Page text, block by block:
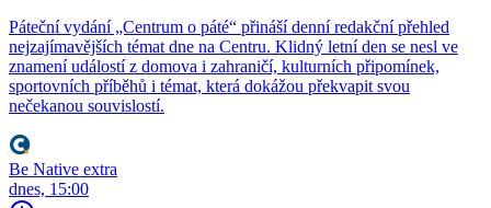
Páteční vydání „Centrum o páté“ přináší denní redakční přehled
nejzajímavějších témat dne na Centru. Klidný letní den se nesl ve
znamení událostí z domova i zahraničí, kulturních připomínek,
sportovních příběhů i témat, která dokážou překvapit svou
nečekanou souvislostí.
Be Native extra
dnes, 15:00